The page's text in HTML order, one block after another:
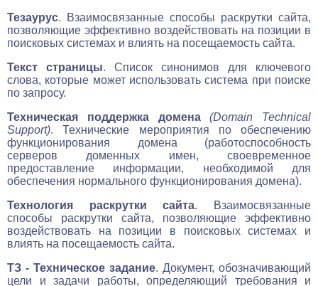
Тезаурус. Взаимосвязанные способы раскрутки сайта,
позволяющие эффективно воздействовать на позиции в
поисковых системах и влиять на посещаемость сайта.
Текст страницы. Список синонимов для ключевого
слова, которые может использовать система при поиске
по запросу.
Техническая поддержка домена
(Domain Technical
Support). Технические мероприятия по обеспечению
функционирования домена (работоспособность
серверов доменных имен, своевременное
предоставление информации, необходимой для
обеспечения нормального функционирования домена).
Технология раскрутки сайта. Взаимосвязанные
способы раскрутки сайта, позволяющие эффективно
воздействовать на позиции в поисковых системах и
влиять на посещаемость сайта.
ТЗ - Техническое задание. Документ, обозначивающий
цели и задачи работы, определяющий требования и